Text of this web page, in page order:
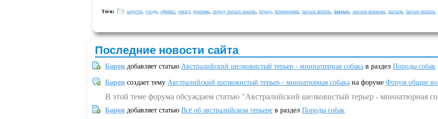
Теги: шерсти уходе сфинкс риску, признак пород лысых кошек пород помещении лысых кошек лысых лысым кошкам лысым лысые кошки
Последние новости сайта
Барон добавляет статью Австралийский шелковистый терьер - миниатюрная собака в раздел Породы собак
Барон создает тему Австралийский шелковистый терьер - миниатюрная собака на форуме Форум общие
В этой теме форума обсуждаем статью "Австралийский шелковистый терьер - миниатюрная
Барон добавляет статью Всё об австралийском терьере в раздел Породы собак